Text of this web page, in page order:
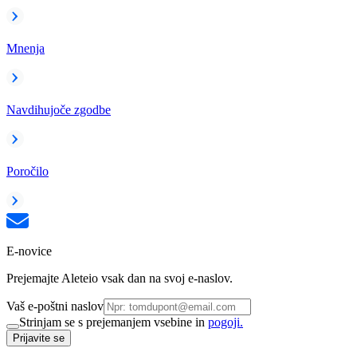
Mnenja
Navdihujoče zgodbe
Poročilo
E-novice
Prejemajte Aleteio vsak dan na svoj e-naslov.
Vaš e-poštni naslov
Strinjam se s prejemanjem vsebine in pogoji.
Prijavite se